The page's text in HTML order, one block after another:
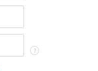
?